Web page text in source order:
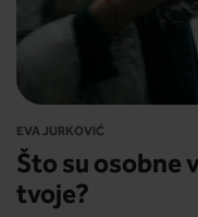
EVA JURKOVIĆ
Što su osobne
tvoje?